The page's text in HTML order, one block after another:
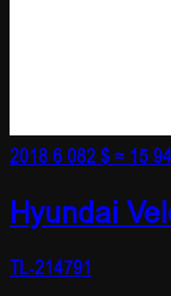
20186 082 $≈ 15
Hyundai
TL-214791